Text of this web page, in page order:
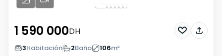
1 590 000DH
3Habitación 2Baño 106m²